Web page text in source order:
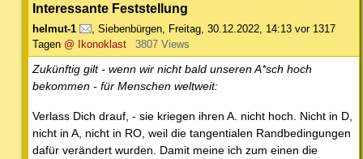
Interessante Feststellung
helmut-1 , Siebenbürgen, Freitag, 30.12.2022, 14:13 vor 1317
Tagen @ Ikonoklast 3807 Views
Zukünftig gilt - wenn wir nicht bald unseren A*sch hoch
bekommen - für Menschen weltweit:
Verlass Dich drauf, - sie kriegen ihren A. nicht hoch. Nicht in D,
nicht in A, nicht in RO, weil die tangentialen Randbedingungen
dafür verändert wurden. Damit meine ich zum einen die